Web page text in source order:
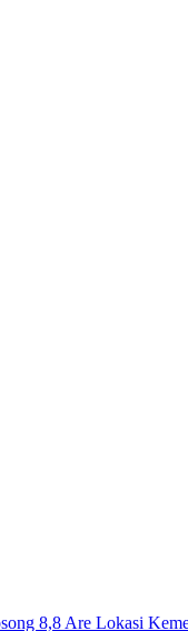
8,8 Are Lokasi